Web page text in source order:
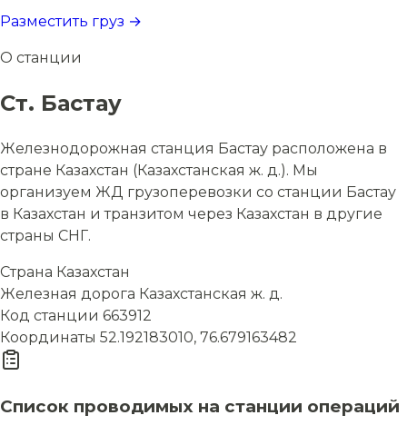
Разместить груз →
О станции
Ст. Бастау
Железнодорожная станция Бастау расположена в
стране Казахстан (Казахстанская ж. д.). Мы
организуем ЖД грузоперевозки со станции Бастау
в Казахстан и транзитом через Казахстан в другие
страны СНГ.
Страна Казахстан
Железная дорога Казахстанская ж. д.
Код станции 663912
Координаты 52.192183010, 76.679163482
Список проводимых на станции операций